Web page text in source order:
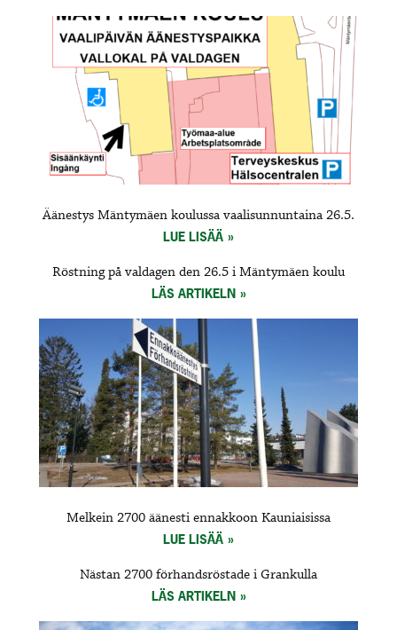
Äänestys Mäntymäen koulussa vaalisunnuntaina 26.5.
LUE LISÄÄ
Röstning på valdagen den 26.5 i Mäntymäen koulu
LÄS ARTIKELN
Melkein 2700 äänesti ennakkoon Kauniaisissa
LUE LISÄÄ
Nästan 2700 förhandsröstade i Grankulla
LÄS ARTIKELN